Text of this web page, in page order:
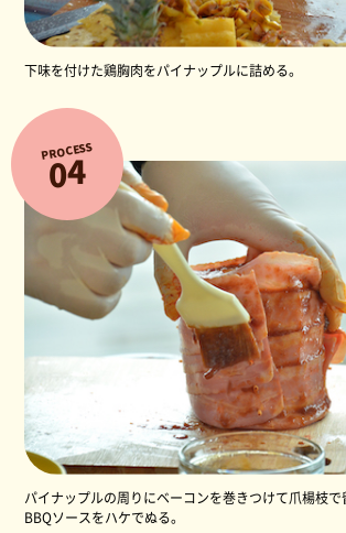
​下味を付けた鶏胸肉をパイナップルに詰める。
PROCESS
04
パイナップルの周りにベーコンを巻きつけて爪楊枝で
BBQソースをハケでぬる。